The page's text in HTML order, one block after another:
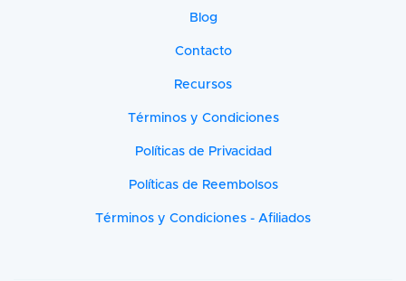
Blog
Contacto
Recursos
Términos y Condiciones
Políticas de Privacidad
Políticas de Reembolsos
Términos y Condiciones - Afiliados